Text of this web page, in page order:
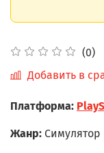
(0)
Добавить в
Платформа:
Жанр: Симулятор